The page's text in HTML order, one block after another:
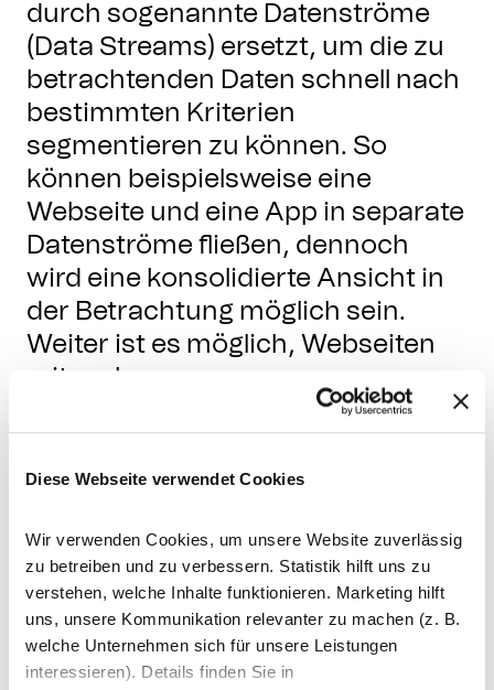
Diese Webseite verwendet Cookies
Wir verwenden Cookies, um unsere Website zuverlässig
zu betreiben und zu verbessern. Statistik hilft uns zu
verstehen, welche Inhalte funktionieren. Marketing hilft
uns, unsere Kommunikation relevanter zu machen (z. B.
welche Unternehmen sich für unsere Leistungen
interessieren). Details finden Sie in
durch sogenannte Datenströme
(Data Streams) ersetzt, um die zu
betrachtenden Daten schnell nach
bestimmten Kriterien
segmentieren zu können. So
können beispielsweise eine
Webseite und eine App in separate
Datenströme fließen, dennoch
wird eine konsolidierte Ansicht in
der Betrachtung möglich sein.
Weiter ist es möglich, Webseiten
mit mehreren
Sprachverzeichnissen innerhalb
in eigene Datenströme fließen zu
eine eigene Property mit einer
individuellen Tracking-ID.